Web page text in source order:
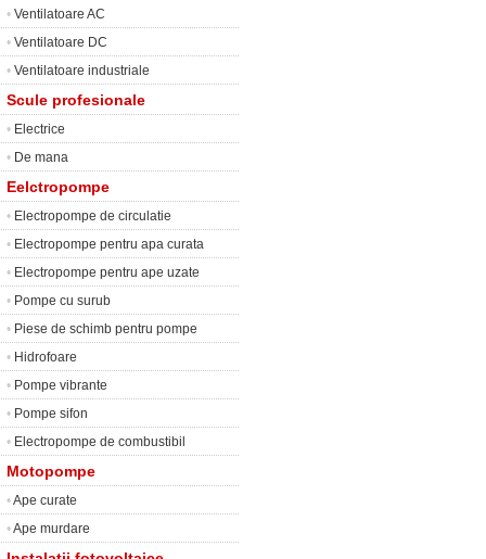
• Ventilatoare AC
• Ventilatoare DC
• Ventilatoare industriale
Scule profesionale
• Electrice
• De mana
Eelctropompe
• Electropompe de circulatie
• Electropompe pentru apa curata
• Electropompe pentru ape uzate
• Pompe cu surub
• Piese de schimb pentru pompe
• Hidrofoare
• Pompe vibrante
• Pompe sifon
• Electropompe de combustibil
Motopompe
•Ape curate
•Ape murdare